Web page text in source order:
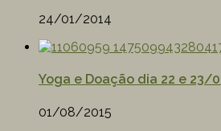
24/01/2014
Yoga e Doação dia 22 e 23/
01/08/2015